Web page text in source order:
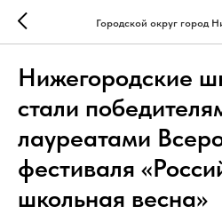
Городской округ город
Нижегородские
стали
лауреатами
фестиваля
школьная весна»